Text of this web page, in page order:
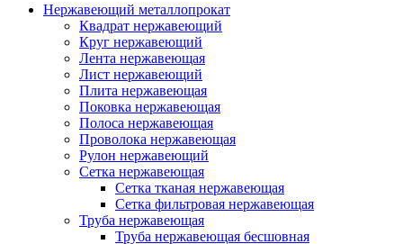
Нержавеющий металлопрокат
Квадрат нержавеющий
Круг нержавеющий
Лента нержавеющая
Лист нержавеющий
Плита нержавеющая
Поковка нержавеющая
Полоса нержавеющая
Проволока нержавеющая
Рулон нержавеющий
Сетка нержавеющая
Сетка тканая нержавеющая
Сетка фильтровая нержавеющая
Труба нержавеющая
Труба нержавеющая бесшовная